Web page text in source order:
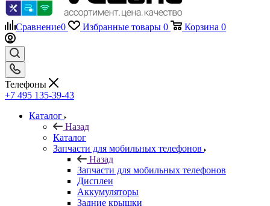
Телефоны
+7 495 135-39-43
Каталог
Запчасти для мобильных телефонов
Запчасти для мобильных телефонов
Дисплеи
Аккумуляторы
Задние крышки
Шлейфы
Тачскрины, сенсорные экраны
Динамики
Держатели SIM-карт